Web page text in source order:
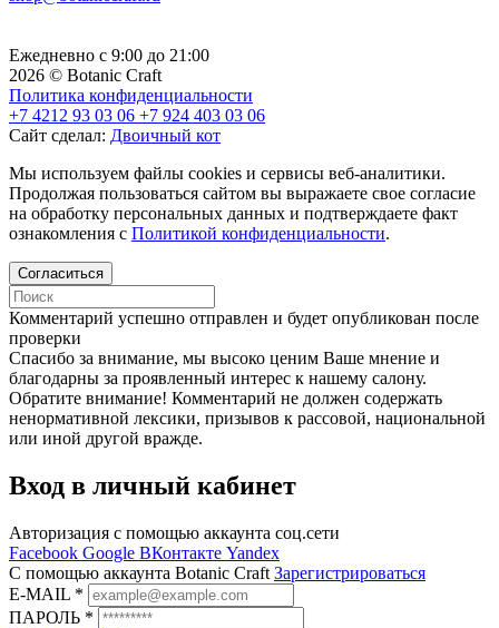
Ежедневно с 9:00 до 21:00
2026 © Botanic Craft
Политика конфиденциальности
+7 4212 93 03 06 +7 924 403 03 06
Сайт сделал: Двоичный кот
Мы используем файлы cookies и сервисы веб-аналитики.
Продолжая пользоваться сайтом вы выражаете свое согласие
на обработку персональных данных и подтверждаете факт
ознакомления с Политикой конфиденциальности.
Согласиться
Комментарий успешно отправлен и будет опубликован после
проверки
Cпасибо за внимание, мы высоко ценим Ваше мнение и
благодарны за проявленный интерес к нашему салону.
Обратите внимание! Комментарий не должен содержать
ненормативной лексики, призывов к рассовой, национальной
или иной другой вражде.
Вход в личный кабинет
Авторизация с помощью аккаунта соц.сети
Facebook Google ВКонтакте Yandex
C помощью аккаунта Botanic Craft Зарегистрироваться
E-MAIL *
ПАРОЛЬ *